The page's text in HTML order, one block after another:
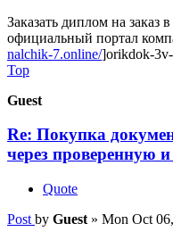
Заказать диплом на заказ
официальный портал
nalchik-7.online/]orikdok-
Top
Guest
Re: Покупка
через проверенную
Quote
Post by Guest » Mon Oct